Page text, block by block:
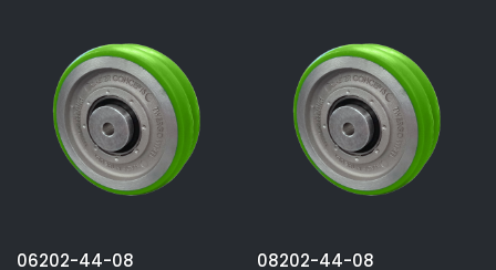
06202-44-08
08202-44-08